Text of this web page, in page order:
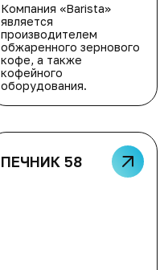
Компания «Barista»
является
производителем
обжаренного зернового
кофе, а также
кофейного
оборудования.
ПЕЧНИК 58